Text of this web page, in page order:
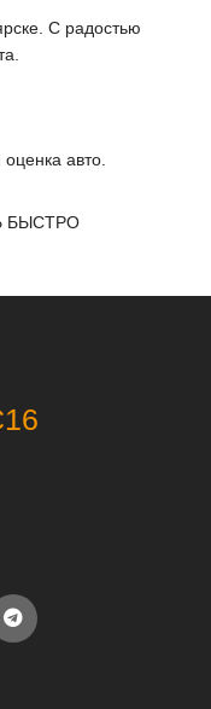
С радостью
авто.
БЫСТРО